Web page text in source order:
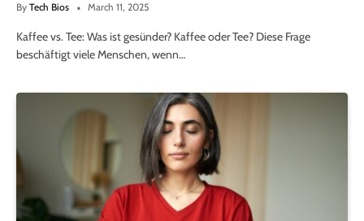
By Tech Bios March 11, 2025
Kaffee vs. Tee: Was ist gesünder? Kaffee oder Tee? Diese Frage
beschäftigt viele Menschen, wenn…